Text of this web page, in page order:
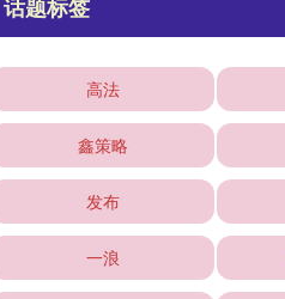
话题标签
高法
鑫策略
发布
一浪